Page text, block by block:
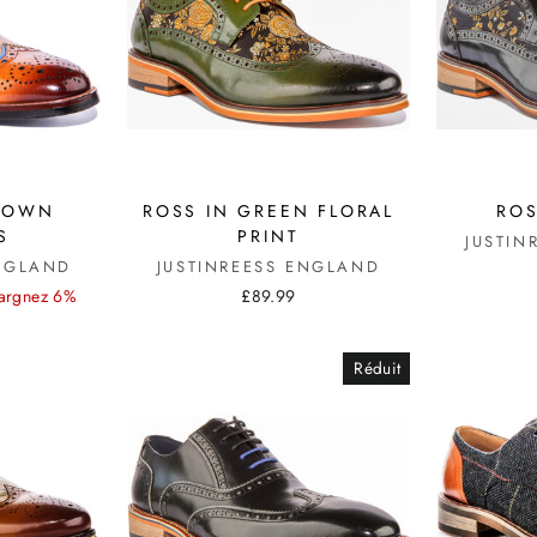
6%
ROSS IN GREEN FLORAL
PRINT
JUSTINREESS ENGLAND
£89.99
Réduit